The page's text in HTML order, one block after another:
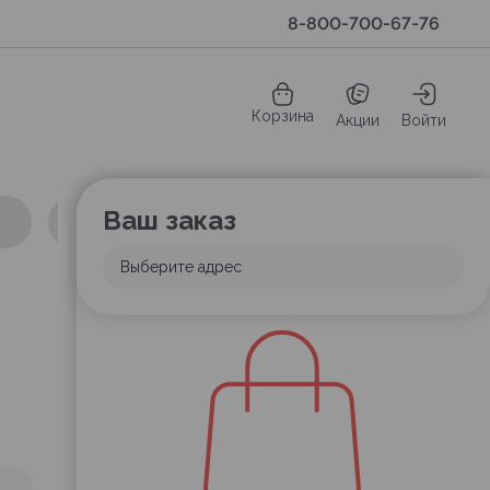
8-800-700-67-76
Корзина Акции Войти
Ваш заказ
Выберите адрес